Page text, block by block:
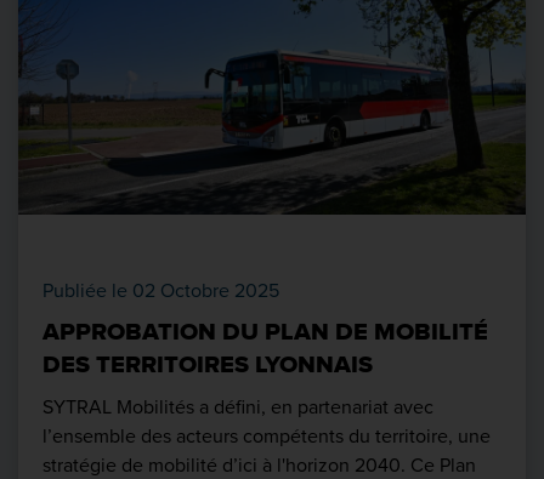
Publiée le 02 Octobre 2025
APPROBATION DU PLAN DE MOBILITÉ
DES TERRITOIRES LYONNAIS
SYTRAL Mobilités a défini, en partenariat avec
l’ensemble des acteurs compétents du territoire, une
stratégie de mobilité d’ici à l'horizon 2040. Ce Plan